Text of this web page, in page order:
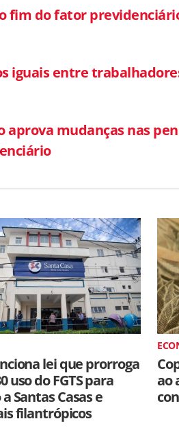
fim do fator
iguais entre
aprova mudanças nas
lei que prorroga
uso do FGTS para
Santas Casas e
filantrópicos
ao